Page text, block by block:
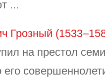
...
Грозный
на престол